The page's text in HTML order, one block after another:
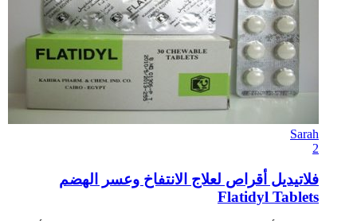
Sarah
2
فلاتيديل أقراص لعلاج الانتفاخ وعسر الهضم
Flatidyl Tablets